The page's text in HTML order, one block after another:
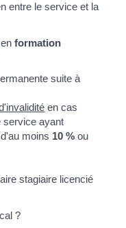
entre le service et la
enformation
suite à
en cas
service ayant
moins 10 % ou
stagiaire licencié
?